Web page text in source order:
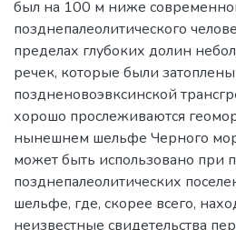
был на 100 м ниже
позднепалеолитического
пределах глубоких долин
речек, которые были
поздненовоэвксинской
хорошо прослеживаются
нынешнем шельфе Черного
может быть использовано при
позднепалеолитических
шельфе, где, скорее всего,
неизвестные свидетельства